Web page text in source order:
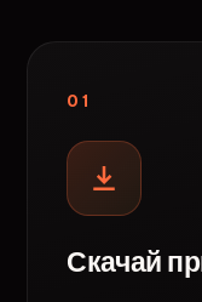
01
Скачай